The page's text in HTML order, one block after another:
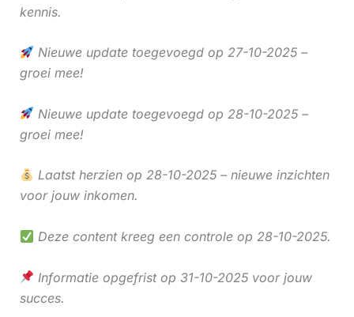
kennis.
Nieuwe update toegevoegd op 27-10-2025 –
groei mee!
Nieuwe update toegevoegd op 28-10-2025 –
groei mee!
Laatst herzien op 28-10-2025 – nieuwe inzichten
voor jouw inkomen.
Deze content kreeg een controle op 28-10-2025.
Informatie opgefrist op 31-10-2025 voor jouw
succes.